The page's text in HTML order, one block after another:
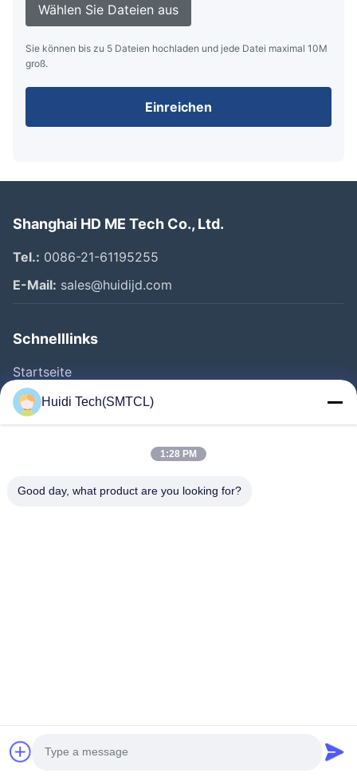
Wählen Sie Dateien aus
Sie können bis zu 5 Dateien hochladen und jede Datei maximal 10M
groß.
Einreichen
Shanghai HD ME Tech Co., Ltd.
Tel.: 0086-21-61195255
E-Mail: sales@huidijd.com
Schnelllinks
Startseite
Produkte
Videos
Fabrik Tour
©2021- Shanghai HD ME Tech Co., Ltd.. . Alle Rechte vorbehalten.
Huidi Tech(SMTCL)
1:28 PM
Good day, what product are you looking for?